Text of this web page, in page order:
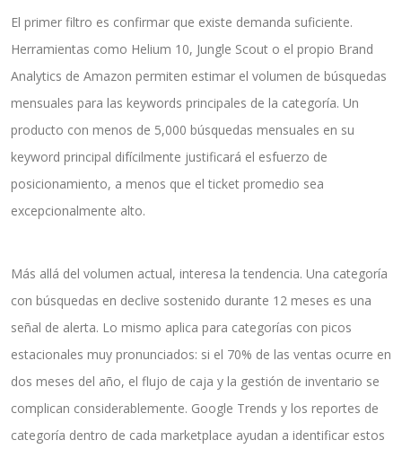
El primer filtro es confirmar que existe demanda suficiente.
Herramientas como Helium 10, Jungle Scout o el propio Brand
Analytics de Amazon permiten estimar el volumen de búsquedas
mensuales para las keywords principales de la categoría. Un
producto con menos de 5,000 búsquedas mensuales en su
keyword principal difícilmente justificará el esfuerzo de
posicionamiento, a menos que el ticket promedio sea
excepcionalmente alto.
Más allá del volumen actual, interesa la tendencia. Una categoría
con búsquedas en declive sostenido durante 12 meses es una
señal de alerta. Lo mismo aplica para categorías con picos
estacionales muy pronunciados: si el 70% de las ventas ocurre en
dos meses del año, el flujo de caja y la gestión de inventario se
complican considerablemente. Google Trends y los reportes de
categoría dentro de cada marketplace ayudan a identificar estos